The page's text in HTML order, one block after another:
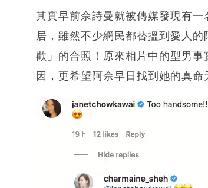
其實早前佘詩曼就被傳媒發現有
居，雖然不少網民都替搵到愛人
歡」的合照！原來相片中的型男
因，更希望阿佘早日找到她的真命